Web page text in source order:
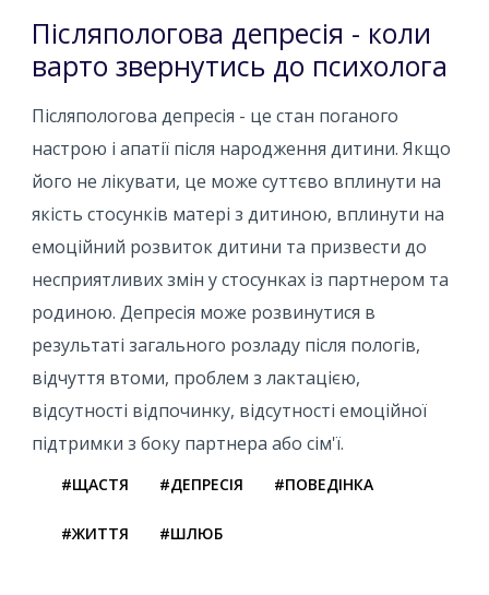
Післяпологова депресія - коли
варто звернутись до психолога
Післяпологова депресія - це стан поганого
настрою і апатії після народження дитини. Якщо
його не лікувати, це може суттєво вплинути на
якість стосунків матері з дитиною, вплинути на
емоційний розвиток дитини та призвести до
несприятливих змін у стосунках із партнером та
родиною. Депресія може розвинутися в
результаті загального розладу після пологів,
відчуття втоми, проблем з лактацією,
відсутності відпочинку, відсутності емоційної
підтримки з боку партнера або сім'ї.
#ЩАСТЯ #ДЕПРЕСІЯ #ПОВЕДІНКА
#ЖИТТЯ #ШЛЮБ